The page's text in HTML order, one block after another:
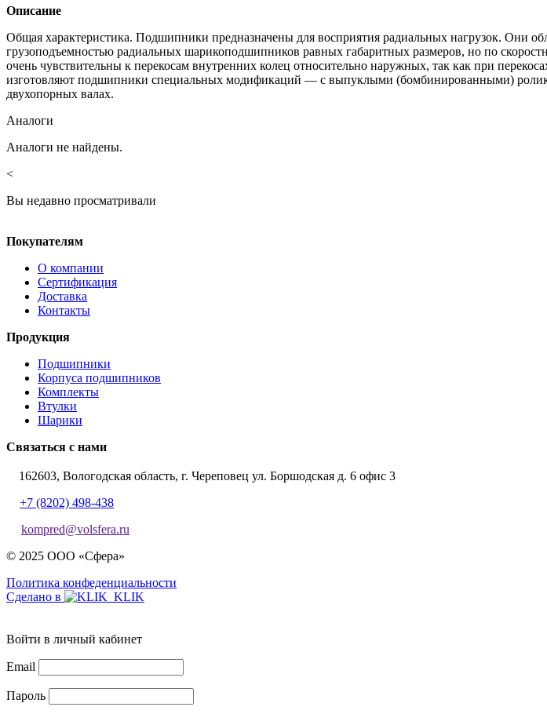
Описание
Общая характеристика. Подшипники предназначены для восприятия радиальных нагрузок. Они
грузоподъемностью радиальных шарикоподшипников равных габаритных размеров, но по
очень чувствительны к перекосам внутренних колец относительно наружных, так как при
изготовляют подшипники специальных модификаций — с выпуклыми (бомбинированными)
двухопорных валах.
Аналоги
Аналоги не найдены.
<
Вы недавно просматривали
Покупателям
О компании
Сертификация
Доставка
Контакты
Продукция
Подшипники
Корпуса подшипников
Комплекты
Втулки
Шарики
Связаться с нами
162603, Вологодская область, г. Череповец ул. Боршодская д. 6 офис 3
+7 (8202) 498-438
kompred@volsfera.ru
© 2025 ООО «Сфера»
Политика конфеденциальности
Сделано в
Войти в личный кабинет
Email
Пароль